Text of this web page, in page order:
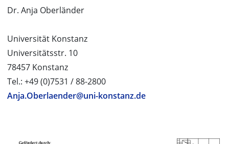
Dr. Anja Oberländer
Universität Konstanz
Universitätsstr. 10
78457 Konstanz
Tel.: +49 (0)7531 / 88-2800
Anja.Oberlaender@uni-konstanz.de